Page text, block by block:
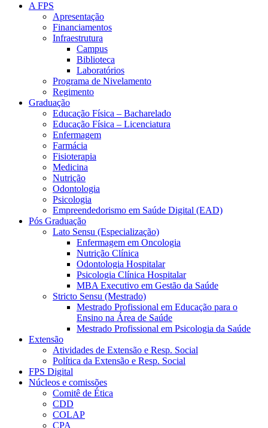
A FPS
Apresentação
Financiamentos
Infraestrutura
Campus
Biblioteca
Laboratórios
Programa de Nivelamento
Regimento
Graduação
Educação Física – Bacharelado
Educação Física – Licenciatura
Enfermagem
Farmácia
Fisioterapia
Medicina
Nutrição
Odontologia
Psicologia
Empreendedorismo em Saúde Digital (EAD)
Pós Graduação
Lato Sensu (Especialização)
Enfermagem em Oncologia
Nutrição Clínica
Odontologia Hospitalar
Psicologia Clínica Hospitalar
MBA Executivo em Gestão da Saúde
Stricto Sensu (Mestrado)
Mestrado Profissional em Educação para o
Ensino na Área de Saúde
Mestrado Profissional em Psicologia da Saúde
Extensão
Atividades de Extensão e Resp. Social
Política da Extensão e Resp. Social
FPS Digital
Núcleos e comissões
Comitê de Ética
CDD
COLAP
CPA